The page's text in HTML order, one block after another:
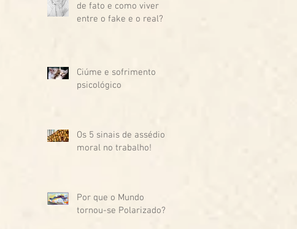
de fato e como viver
entre o fake e o real?
Ciúme e sofrimento
psicológico
Os 5 sinais de assédio
moral no trabalho!
Por que o Mundo
tornou-se Polarizado?